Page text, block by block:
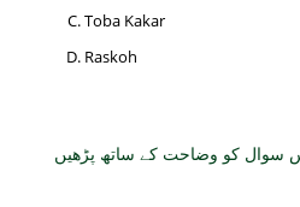
Toba Kakar
Raskoh
سوال کو وضاحت کے ساتھ پڑھیں